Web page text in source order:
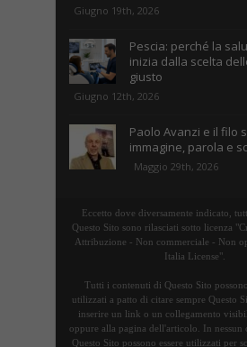
Giugno 19th, 2026
Pescia: perché la
inizia dalla scelta
giusto
Giugno 12th, 2026
Paolo Avanzi e il filo
immagine, parola e
Maggio 29th, 2026
Eccetto dove diversamente indicato,
Questo Sito sono rilasciati sotto licenza
Attribuzione - Non commerciale - Non
Italia License".
Tutti i contenuti di Questo Sito
utilizzati a patto di citare sempre Questo
inserire un link o un collegamento
oppure alla pagina dell'articolo. In nessun
Questo Sito possono essere utilizzati per